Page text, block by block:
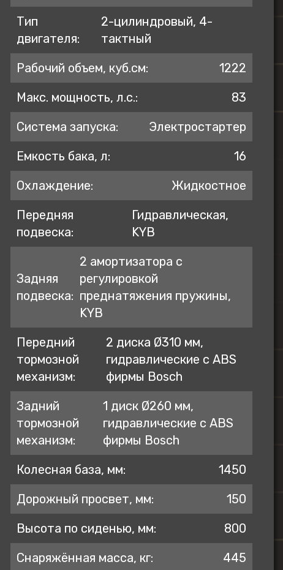
PROGASI
BRP
Regulmoto
Тип
двигателя:
2-цилиндровый, 4-
тактный
Рабочий объем, куб.см:
1222
Макс. мощность, л.с.:
83
Система запуска:
Электростартер
Емкость бака, л:
16
Охлаждение:
Жидкостное
Передняя
подвеска:
Гидравлическая,
KYB
Задняя
подвеска:
2 амортизатора с
регулировкой
преднатяжения пружины,
KYB
Передний
тормозной
механизм:
2 диска Ø310 мм,
гидравлические с ABS
фирмы Bosch
Задний
тормозной
механизм:
1 диск Ø260 мм,
гидравлические с ABS
фирмы Bosch
Колесная база, мм:
1450
Дорожный просвет, мм:
150
Высота по сиденью, мм:
800
Снаряжённая масса, кг:
445